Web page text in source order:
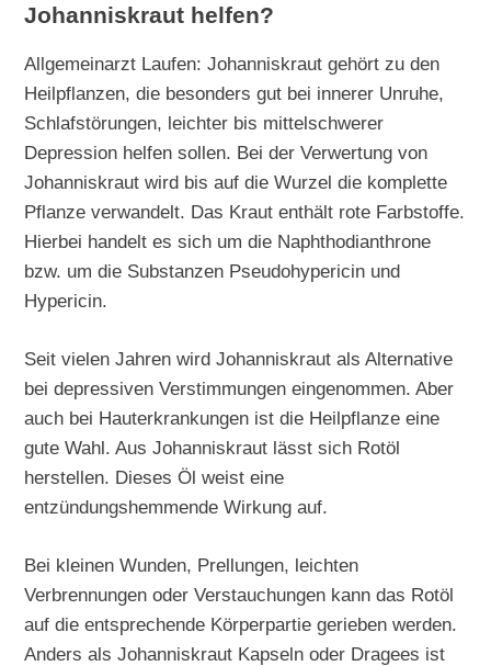
Johanniskraut helfen?
Allgemeinarzt Laufen: Johanniskraut gehört zu den
Heilpflanzen, die besonders gut bei innerer Unruhe,
Schlafstörungen, leichter bis mittelschwerer
Depression helfen sollen. Bei der Verwertung von
Johanniskraut wird bis auf die Wurzel die komplette
Pflanze verwandelt. Das Kraut enthält rote Farbstoffe.
Hierbei handelt es sich um die Naphthodianthrone
bzw. um die Substanzen Pseudohypericin und
Hypericin.
Seit vielen Jahren wird Johanniskraut als Alternative
bei depressiven Verstimmungen eingenommen. Aber
auch bei Hauterkrankungen ist die Heilpflanze eine
gute Wahl. Aus Johanniskraut lässt sich Rotöl
herstellen. Dieses Öl weist eine
entzündungshemmende Wirkung auf.
Bei kleinen Wunden, Prellungen, leichten
Verbrennungen oder Verstauchungen kann das Rotöl
auf die entsprechende Körperpartie gerieben werden.
Anders als Johanniskraut Kapseln oder Dragees ist